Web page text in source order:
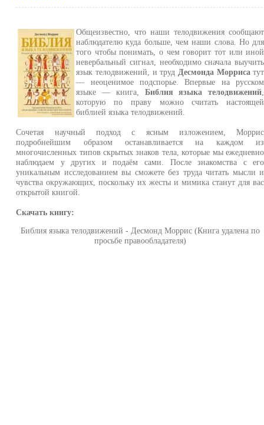
Общеизвестно, что наши телодвижения сообщают
наблюдателю куда больше, чем наши слова. Но для
того чтобы понимать, о чем говорит тот или иной
невербальный сигнал, необходимо сначала выучить
язык телодвижений, и труд Десмонда Морриса тут
— неоценимое подспорье. Впервые на русском
языке — книга, Библия языка телодвижений
которую по праву можно считать настоящей
библией языка телодвижений.
Сочетая научный подход с ясным изложением, Моррис
подробнейшим образом останавливается на каждом из
многочисленных типов скрытых знаков тела, которые мы ежедневно
наблюдаем у других и подаём сами. После знакомства с его
уникальным исследованием вы сможете без труда читать мысли и
чувства окружающих, поскольку их жесты и мимика станут для вас
открытой книгой.
Скачать книгу:
Библия языка телодвижений - Десмонд Моррис (Книга удалена по
просьбе правообладателя)